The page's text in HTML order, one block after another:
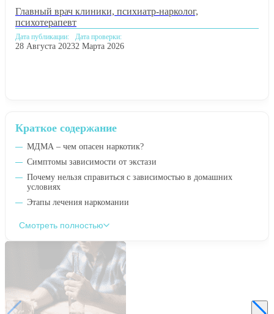
Краткое содержание
МДМА – чем опасен наркотик?
Симптомы зависимости от экстази
Почему нельзя справиться с зависимостью в домашних
условиях
Этапы лечения наркомании
Смотреть полностью
Главный врач клиники, психиатр-нарколог,
психотерапевт
Дата публикации:
28 Августа 2023
Дата проверки:
2 Марта 2026